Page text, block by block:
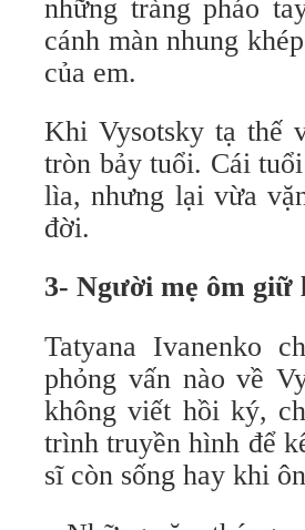
những tràng pháo
cánh màn nhung
của em.
Khi Vysotsky tạ thế
tròn bảy tuổi. Cái
lìa, nhưng lại vừa
đời.
3- Người mẹ ôm
Tatyana Ivanenko
phỏng vấn nào về
không viết hồi ký,
trình truyền hình để
sĩ còn sống hay khi